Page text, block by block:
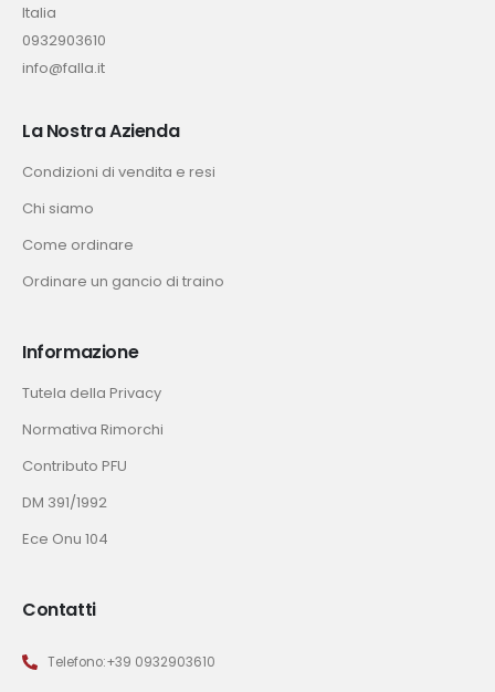
Italia
0932903610
info@falla.it
La Nostra Azienda
Condizioni di vendita e resi
Chi siamo
Come ordinare
Ordinare un gancio di traino
Informazione
Tutela della Privacy
Normativa Rimorchi
Contributo PFU
DM 391/1992
Ece Onu 104
Contatti
Telefono:+39 0932903610